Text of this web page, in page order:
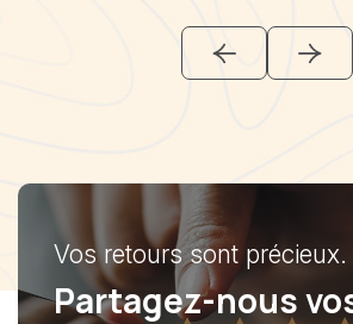
Vos retours sont précieux.
Partagez-nous